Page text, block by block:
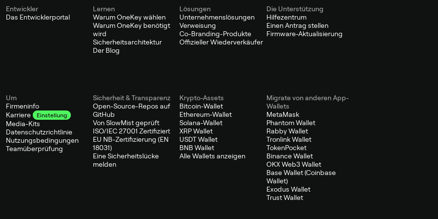
Entwickler
Das Entwicklerportal
Lernen
Warum OneKey wählen
Warum OneKey benötigt
wird
Sicherheitsarchitektur
Der Blog
Lösungen
Unternehmenslösungen
Verweisung
Co-Branding-Produkte
Offizieller Wiederverkäufer
Die Unterstützung
Hilfezentrum
Einen Antrag stellen
Firmware-Aktualisierung
Um
Firmeninfo
Karriere
Einstellung
Media-Kits
Datenschutzrichtlinie
Nutzungsbedingungen
Teamüberprüfung
Sicherheit & Transparenz
Open-Source-Repos auf
GitHub
Von SlowMist geprüft
ISO/IEC 27001 Zertifiziert
EU NB-Zertifizierung (EN
18031)
Eine Sicherheitslücke
melden
Krypto-Assets
Bitcoin-Wallet
Ethereum-Wallet
Solana-Wallet
XRP Wallet
USDT Wallet
BNB Wallet
Alle Wallets anzeigen
Migrate von anderen App-
Wallets
MetaMask
Phantom Wallet
Rabby Wallet
Tronlink Wallet
TokenPocket
Binance Wallet
OKX Web3 Wallet
Base Wallet (Coinbase
Wallet)
Exodus Wallet
Trust Wallet